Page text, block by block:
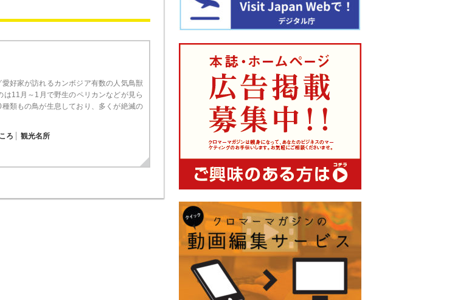
好家が訪れるカンボジア有数の人気鳥獣
は11月～1月で野生のペリカンなどが見ら
類もの鳥が生息しており、多くが絶滅の
ろ 観光名所